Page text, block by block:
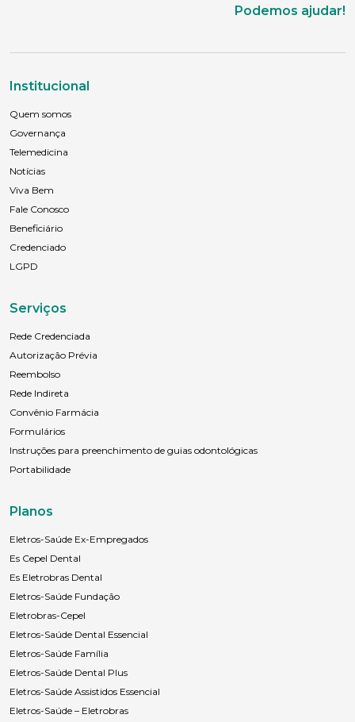
Podemos ajudar!
Institucional
Quem somos
Governança
Telemedicina
Notícias
Viva Bem
Fale Conosco
Beneficiário
Credenciado
LGPD
Serviços
Rede Credenciada
Autorização Prévia
Reembolso
Rede Indireta
Convênio Farmácia
Formulários
Instruções para preenchimento de guias odontológicas
Portabilidade
Planos
Eletros-Saúde Ex-Empregados
Es Cepel Dental
Es Eletrobras Dental
Eletros-Saúde Fundação
Eletrobras-Cepel
Eletros-Saúde Dental Essencial
Eletros-Saúde Família
Eletros-Saúde Dental Plus
Eletros-Saúde Assistidos Essencial
Eletros-Saúde – Eletrobras